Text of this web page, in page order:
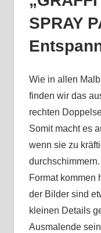
SPRAY
Wie in allen
finden wir das
rechten
Somit macht es
wenn sie zu
Format kommen
der Bilder sind
kleinen Details
Ausmalende